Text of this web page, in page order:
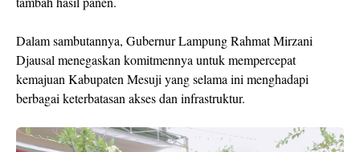
Dalam sambutannya, Gubernur Lampung Rahmat Mirzani
Djausal menegaskan komitmennya untuk mempercepat
kemajuan Kabupaten Mesuji yang selama ini menghadapi
berbagai keterbatasan akses dan infrastruktur.